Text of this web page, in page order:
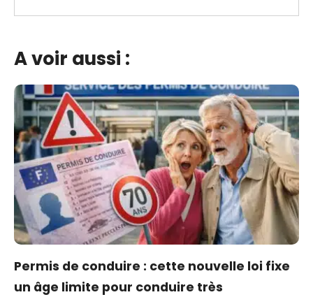
A voir aussi :
Permis de conduire : cette nouvelle loi fixe
un âge limite pour conduire très